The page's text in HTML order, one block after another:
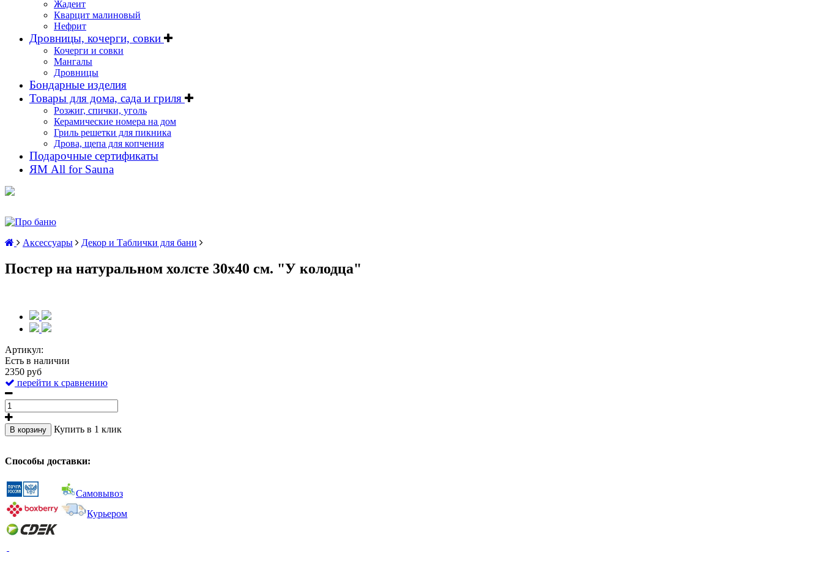
Жадеит
Кварцит малиновый
Нефрит
Дровницы, кочерги, совки
Кочерги и совки
Мангалы
Дровницы
Бондарные изделия
Товары для дома, сада и гриля
Розжиг, спички, уголь
Керамические номера на дом
Гриль решетки для пикника
Дрова, щепа для копчения
Подарочные сертификаты
ЯМ All for Sauna
Аксессуары Декор и Таблички для бани
Постер на натуральном холсте 30х40 см. "У колодца"
Артикул:
Есть в наличии
2350 руб
перейти к сравнению
В корзину Купить в 1 клик
Способы доставки:
Самовывоз
Курьером